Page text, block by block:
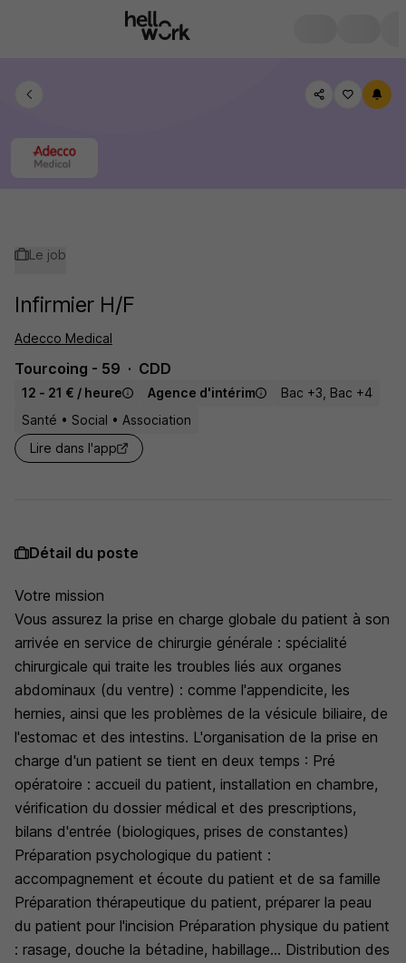
Le job
Infirmier H/F
Adecco Medical
Tourcoing - 59 CDD
12 - 21 € / heure Agence d'intérim
Bac +3, Bac +4
Santé • Social • Association
Lire dans l'app
Détail du poste
Votre mission
Vous assurez la prise en charge globale du patient à son
arrivée en service de chirurgie générale : spécialité
chirurgicale qui traite les troubles liés aux organes
abdominaux (du ventre) : comme l'appendicite, les
hernies, ainsi que les problèmes de la vésicule biliaire, de
l'estomac et des intestins. L'organisation de la prise en
charge d'un patient se tient en deux temps : Pré
opératoire : accueil du patient, installation en chambre,
vérification du dossier médical et des prescriptions,
bilans d'entrée (biologiques, prises de constantes)
Préparation psychologique du patient :
accompagnement et écoute du patient et de sa famille
Préparation thérapeutique du patient, préparer la peau
du patient pour l'incision Préparation physique du patient
: rasage, douche la bétadine, habillage... Distribution des